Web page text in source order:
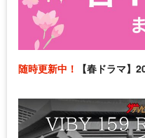
随時更新中！ 【春ドラマ】